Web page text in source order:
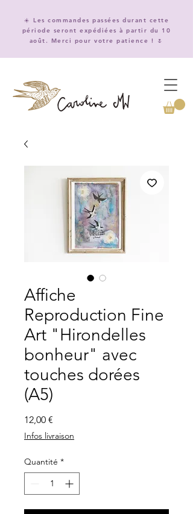
☀️ Les commandes passées durant cette
période seront expédiées à partir du 10
août. Merci pour votre patience ! 🌷
Affiche
Reproduction Fine
Art "Hirondelles
bonheur" avec
touches dorées
(A5)
12,00 €
Infos livraison
Quantité *